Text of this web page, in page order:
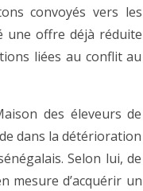
convoyés vers les
une offre déjà réduite
liées au conflit au
des éleveurs de
dans la détérioration
Selon lui, de
mesure d’acquérir un